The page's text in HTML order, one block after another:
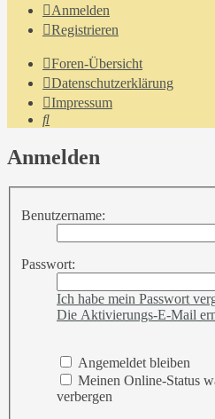
Anmelden
Registrieren
Foren-Übersicht
Datenschutzerklärung
Impressum
Suche
Anmelden
Benutzername:
Passwort:
Ich habe mein Passwort
Die Aktivierungs-E-Mail
Angemeldet bleiben
Meinen Online-Status
verbergen